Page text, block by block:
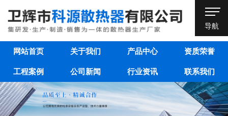
导航
网站首页 关于我们 产品中心 资质荣誉
工程案例 公司新闻 行业资讯 联系我们